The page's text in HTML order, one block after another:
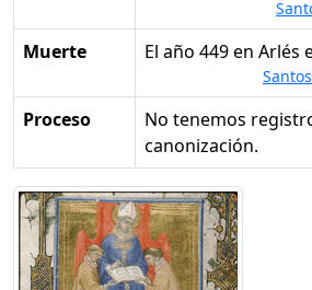
Muerte el año 449 en
Proceso
No tenemos
canonización.